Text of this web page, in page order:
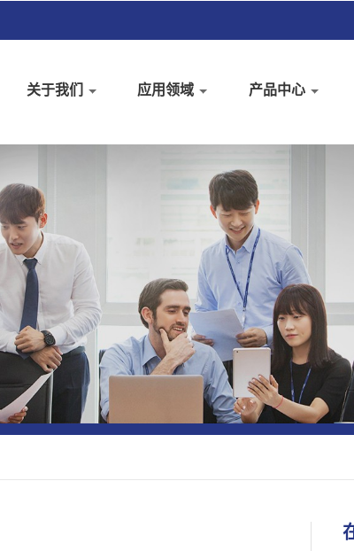
关于我们 应用领域 产品中心